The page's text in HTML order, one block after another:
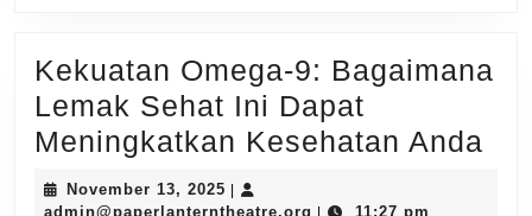
Kekuatan Omega-9: Bagaimana
Lemak Sehat Ini Dapat
Meningkatkan Kesehatan Anda
November 13, 2025 November
13,
admin@paperlanterntheatre.org 11:27 pm